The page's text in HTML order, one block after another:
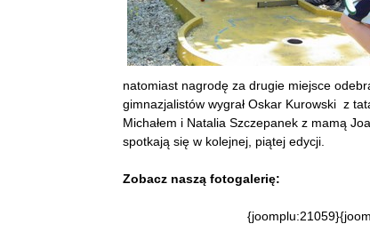
natomiast nagrodę za drugie miejsce
gimnazjalistów wygrał Oskar Kurowski z
Michałem i Natalia Szczepanek z mamą
spotkają się w kolejnej, piątej edycji.
Zobacz naszą fotogalerię: